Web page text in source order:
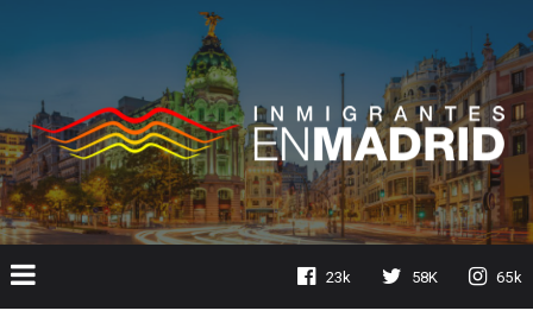
23k 58K 65k